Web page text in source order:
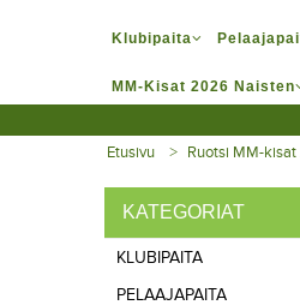
Klubipaita
MM-Kisat 2026 Naisten
Etusivu Ruotsi MM-
KATEGORIAT
KLUBIPAITA
PELAAJAPAITA